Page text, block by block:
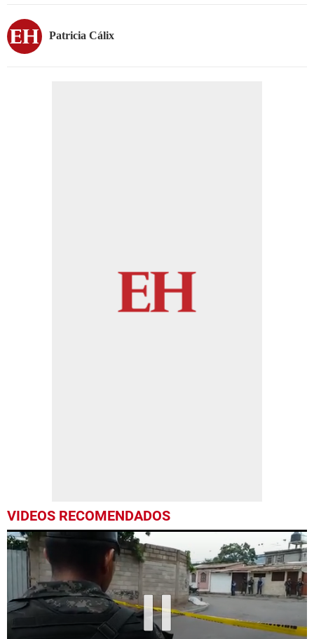
Patricia Cálix
VIDEOS RECOMENDADOS